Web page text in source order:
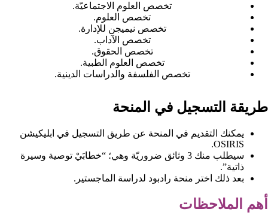
تخصص العلوم الاجتماعيّة.
تخصص العلوم.
تخصص نيميجن للإدارة.
تخصص الآداب.
تخصص الحقوق.
تخصص العلوم الطبية.
تخصص الفلسفة والدراسات الدينية.
طريقة التسجيل في المنحة
يمكنك التقديم في المنحة عن طريق التسجيل في ابليكيشن
OSIRIS.
سيطلب منك 3 وثائق ضروريّة وهي؛ “خطابَيْ توصية وسيرة
ذاتية”.
بعد ذلك اختر منحة رادبود لدراسة الماجستير.
أهم الملاحظات